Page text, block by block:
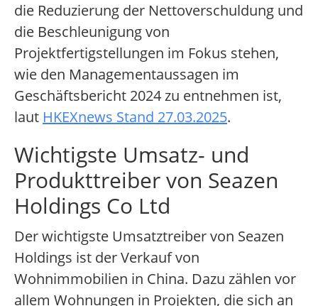
die Reduzierung der Nettoverschuldung und
die Beschleunigung von
Projektfertigstellungen im Fokus stehen,
wie den Managementaussagen im
Geschäftsbericht 2024 zu entnehmen ist,
laut HKEXnews Stand 27.03.2025.
Wichtigste Umsatz- und
Produkttreiber von Seazen
Holdings Co Ltd
Der wichtigste Umsatztreiber von Seazen
Holdings ist der Verkauf von
Wohnimmobilien in China. Dazu zählen vor
allem Wohnungen in Projekten, die sich an